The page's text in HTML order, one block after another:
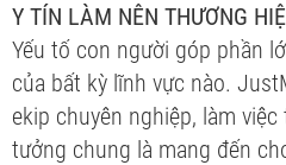
Y TÍN LÀM NÊN THƯƠNG
Yếu tố con người góp phần
của bất kỳ lĩnh vực nào.
ekip chuyên nghiệp, làm
tưởng chung là mang đến